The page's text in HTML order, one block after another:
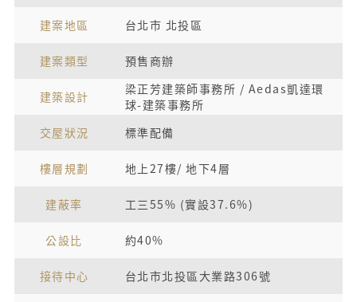
建案地區 台北市 北投區
建案類型 預售商辦
建築設計
梁正芳建築師事務所 / Aedas凱達環
球-建築事務所
交屋狀況
標準配備
樓層規劃 地上27樓/ 地下4層
建蔽率 工三55% (實設37.6%)
公設比 約40%
接待中心 台北市北投區大業路306號